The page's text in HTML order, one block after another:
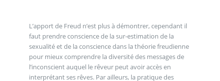
L’apport de Freud n’est plus à démontrer, cependant il
faut prendre conscience de la sur-estimation de la
sexualité et de la conscience dans la théorie freudienne
pour mieux comprendre la diversité des messages de
l’inconscient auquel le rêveur peut avoir accès en
interprétant ses rêves. Par ailleurs, la pratique des